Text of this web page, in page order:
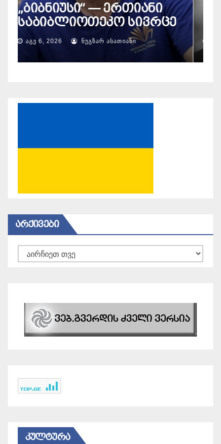
„ბიბნიუსი“ — ერთიანი
საბიბლიოთეკო სივრცე
ᲐᲒᲕ 6, 2026 ᲜᲣᲒᲖᲐᲠ ᲐᲡᲐᲗᲘᲐᲜᲘ
ᲐᲠᲥᲘᲕᲔᲑᲘ
არქივები
ᲙᲣᲚᲢᲣᲠᲐ